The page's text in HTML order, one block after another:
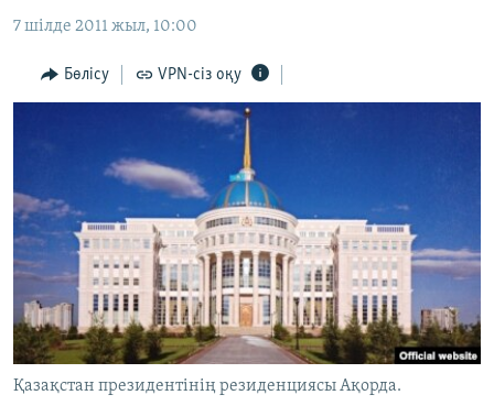
main
to
АДАМ ҚҰҚЫҚТАРЫ
ӘЛЕУМЕТ
АРНАЙЫ ЖОБАЛАР
Русский
ЖАЗЫЛЫҢЫЗ
Басқа тілдерде
7 шілде 2011 жыл, 10:00
Бөлісу VPN-сіз оқу
Қазақстан президентінің резиденциясы Ақорда.